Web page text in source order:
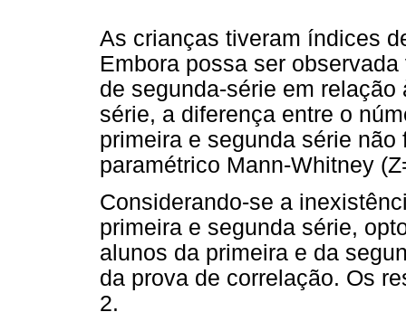
As crianças tiveram índices
Embora possa ser
de segunda-série em
série, a diferença entre o
primeira e segunda série
paramétrico Mann-Whitney
Considerando-se a
primeira e segunda série,
alunos da primeira e da
da prova de correlação. Os
2.